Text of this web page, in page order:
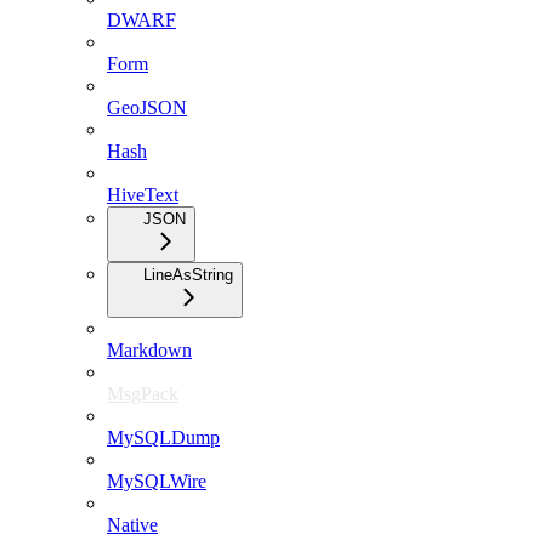
DWARF
Form
GeoJSON
Hash
HiveText
JSON
LineAsString
Markdown
MsgPack
MySQLDump
MySQLWire
Native